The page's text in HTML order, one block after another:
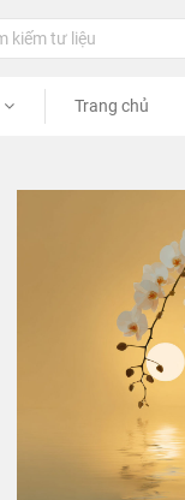
Trang chủ